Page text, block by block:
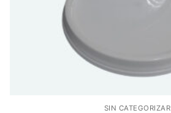
SIN CATEGORIZAR